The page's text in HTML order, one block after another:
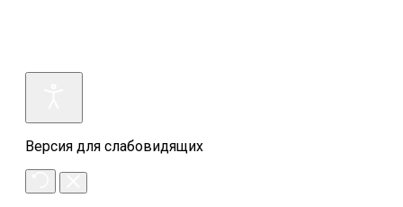
Версия для слабовидящих